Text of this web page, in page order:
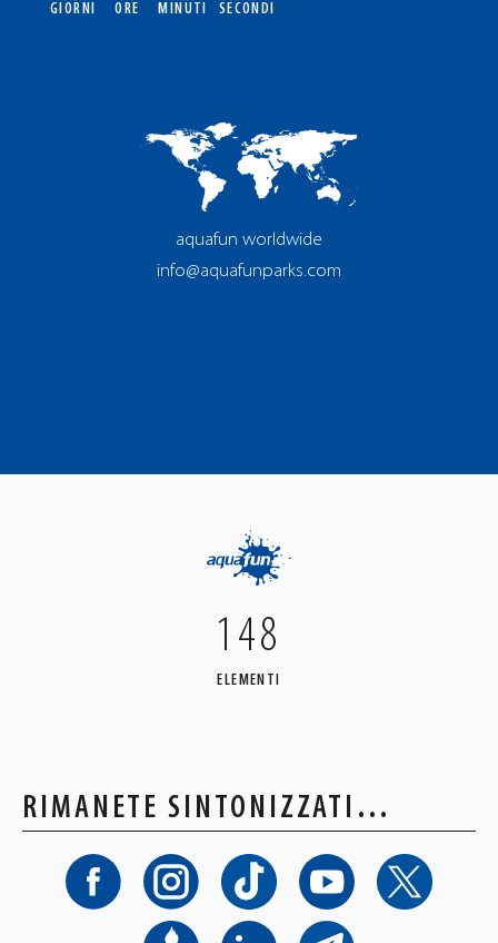
GIORNI ORE MINUTI SECONDI
aquafun worldwide
info@aquafunparks.com
148
ELEMENTI
RIMANETE SINTONIZZATI…